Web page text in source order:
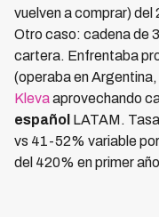
vuelven a comprar) del
Otro caso: cadena de
cartera. Enfrentaba
(operaba en
Klevaaprovechando
español LATAM.
vs 41-52% variable
del 420% en primer